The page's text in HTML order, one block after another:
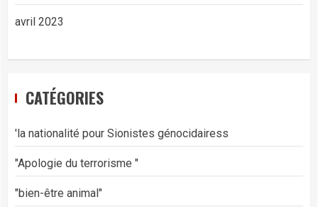
avril 2023
CATÉGORIES
'la nationalité pour Sionistes génocidairess
"Apologie du terrorisme "
"bien-être animal"